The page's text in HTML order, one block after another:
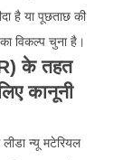
है या पूछताछ की
विकल्प चुना है।
के तहत
कानूनी
न्यू मटेरियल